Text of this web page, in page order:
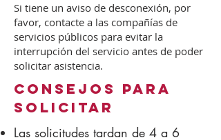
Si tiene un aviso de desconexión, por
favor, contacte a las compañías de
servicios públicos para evitar la
interrupción del servicio antes de poder
solicitar asistencia.​
Consejos PARA
SOLICITAR
Las solicitudes tardan de 4 a 6